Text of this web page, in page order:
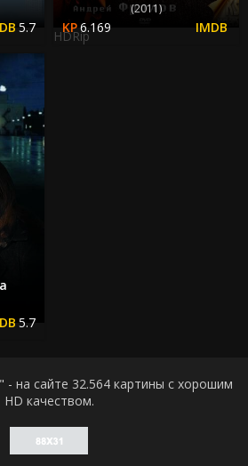
5.7
(2011)
6.169
HDRip
5.7
- на сайте 32.564 картины с хорошим
HD качеством.